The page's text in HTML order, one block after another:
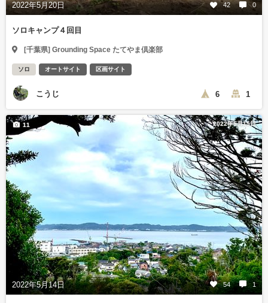
2022年5月20日 42 0
ソロキャンプ４回目
[千葉県] Grounding Space たてやま倶楽部
ソロ オートサイト 区画サイト
こうじ 6 1
2022年5月15日
2022年5月14日 54 1
11